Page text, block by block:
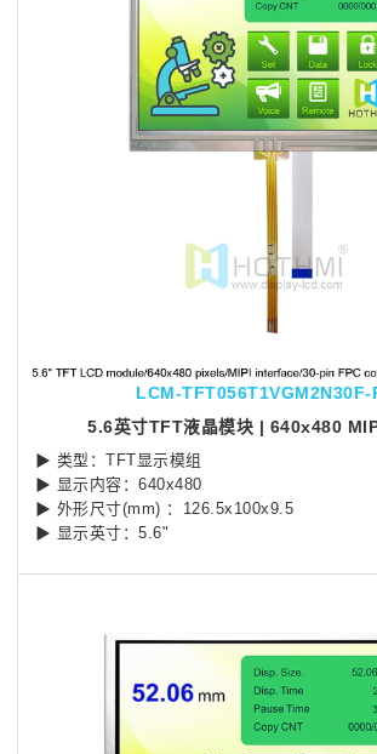
LCM-TFT056T1VGM2N30F-
5.6英寸TFT液晶模块 | 640x480
▶ 类型：TFT显示模组
▶ 显示内容：640x480
▶ 外形尺寸(mm) ：126.5x100x9.5
▶ 显示英寸：5.6"